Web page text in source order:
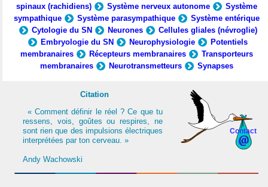
spinaux (rachidiens)
Système nerveux autonome
Système
sympathique
Système parasympathique
Système entérique
Cytologie du SN
Neurones
Cellules gliales (névroglie)
Embryologie du SN
Neurophysiologie
Potentiels
membranaires
Récepteurs membranaires
Transporteurs
membranaires
Neurotransmetteurs Synapses
Contact
Citation
« Comment définir le réel ? Ce que tu
ressens, vois, goûtes ou respires, ne
sont rien que des impulsions électriques
interprétées par ton cerveau. »
Andy Wachowski